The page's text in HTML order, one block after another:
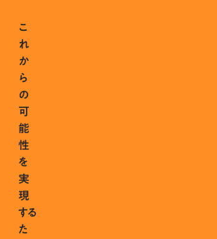
こ
れ
か
ら
の
可
能
性
を
実
現
する
た